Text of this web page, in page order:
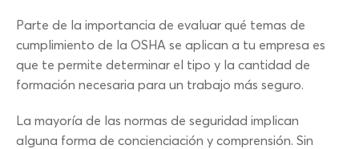
Parte de la importancia de evaluar qué temas de
cumplimiento de la OSHA se aplican a tu empresa es
que te permite determinar el tipo y la cantidad de
formación necesaria para un trabajo más seguro.
La mayoría de las normas de seguridad implican
alguna forma de concienciación y comprensión. Sin